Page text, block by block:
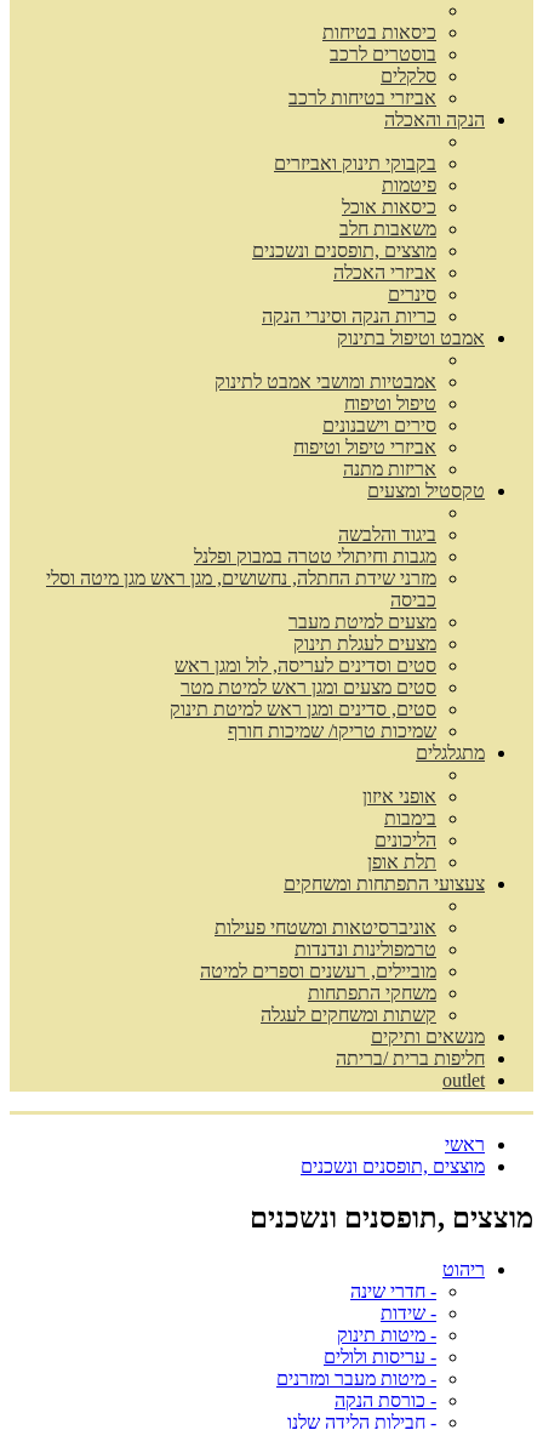
כיסאות בטיחות
בוסטרים לרכב
סלקלים
אביזרי בטיחות לרכב
הנקה והאכלה
בקבוקי תינוק ואביזרים
פיטמות
כיסאות אוכל
משאבות חלב
מוצצים ,תופסנים ונשכנים
אביזרי האכלה
סינרים
כריות הנקה וסינרי הנקה
אמבט וטיפול בתינוק
אמבטיות ומושבי אמבט לתינוק
טיפול וטיפוח
סירים וישבנונים
אביזרי טיפול וטיפוח
אריזות מתנה
טקסטיל ומצעים
ביגוד והלבשה
מגבות וחיתולי טטרה במבוק ופלנל
מזרני שידת החתלה, נחשושים, מגן ראש מגן מיטה וסלי
כביסה
מצעים למיטת מעבר
מצעים לעגלת תינוק
סטים וסדינים לעריסה, לול ומגן ראש
סטים מצעים ומגן ראש למיטת מטר
סטים, סדינים ומגן ראש למיטת תינוק
שמיכות טריקו/ שמיכות חורף
מתגלגלים
אופני איזון
בימבות
הליכונים
תלת אופן
צעצועי התפתחות ומשחקים
אוניברסיטאות ומשטחי פעילות
טרמפולינות ונדנדות
מוביילים, רעשנים וספרים למיטה
משחקי התפתחות
קשתות ומשחקים לעגלה
מנשאים ותיקים
חליפות ברית /בריתה
outlet
ראשי
מוצצים ,תופסנים ונשכנים
מוצצים ,תופסנים ונשכנים
ריהוט
- חדרי שינה
- שידות
- מיטות תינוק
- עריסות ולולים
- מיטות מעבר ומזרנים
- כורסת הנקה
- חבילות הלידה שלנו